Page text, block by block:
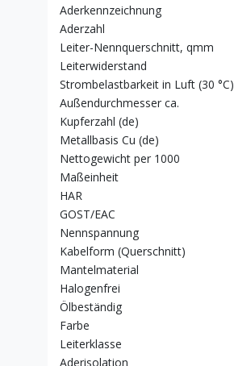
Aderkennzeichnung
Aderzahl
Leiter-Nennquerschnitt, qmm
Leiterwiderstand
Strombelastbarkeit in Luft (30 °C)
Außendurchmesser ca.
Kupferzahl (de)
Metallbasis Cu (de)
Nettogewicht per 1000
Maßeinheit
HAR
GOST/EAC
Nennspannung
Kabelform (Querschnitt)
Mantelmaterial
Halogenfrei
Ölbeständig
Farbe
Leiterklasse
Aderisolation